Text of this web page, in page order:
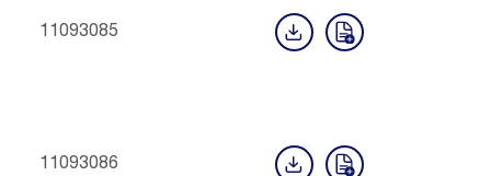
11093085
11093086